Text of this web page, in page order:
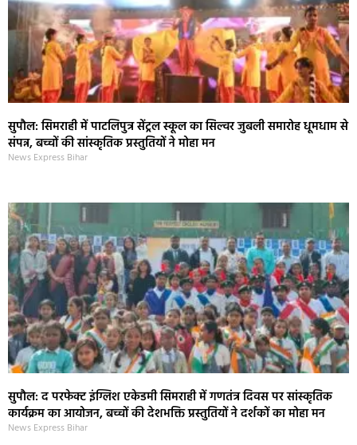
सुपौल: सिमराही में पाटलिपुत्र सेंट्रल स्कूल का सिल्वर जुबली समारोह धूमधाम से
संपन्न, बच्चों की सांस्कृतिक प्रस्तुतियों ने मोहा मन
News Express Bihar
सुपौल: द परफेक्ट इंग्लिश एकेडमी सिमराही में गणतंत्र दिवस पर सांस्कृतिक
कार्यक्रम का आयोजन, बच्चों की देशभक्ति प्रस्तुतियों ने दर्शकों का मोहा मन
News Express Bihar